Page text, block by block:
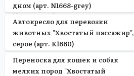
дном (арт. N1668-grey)
Автокресло для перевозки
животных "Хвостатый пассажир",
серое (арт. K1660)
Переноска для кошек и собак
мелких пород "Хвостатый